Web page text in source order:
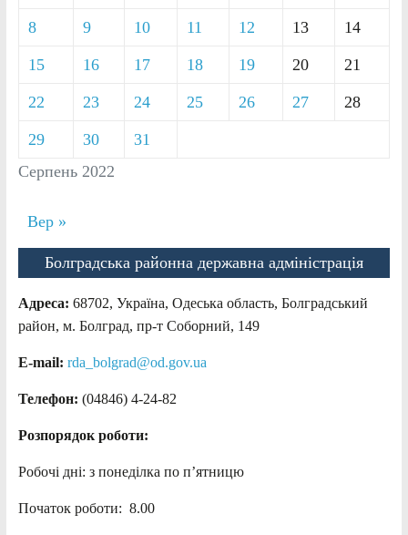
Серпень 2022
8 9 10 11 12 13 14
15 16 17 18 19 20 21
22 23 24 25 26 27 28
29 30 31
Вер »
Болградська районна державна адміністрація
Адреса: 68702, Україна, Одеська область, Болградський
район, м. Болград, пр-т Соборний, 149
E-mail: rda_bolgrad@od.gov.ua
Телефон: (04846) 4-24-82
Розпорядок роботи:
Робочі дні: з понеділка по п’ятницю
Початок роботи: 8.00